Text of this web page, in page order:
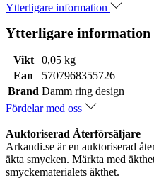
Ytterligare information
Ytterligare information
Vikt
0,05 kg
Ean
5707968355726
Brand Damm ring design
Fördelar med oss
Auktoriserad Återförsäljare
Arkandi.se är en auktoriserad
äkta smycken. Märkta med
smyckematerialets äkthet.